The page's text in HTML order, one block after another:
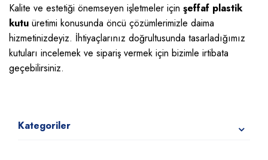
Kalite ve estetiği önemseyen işletmeler için şeffaf plastik
kutu üretimi konusunda öncü çözümlerimizle daima
hizmetinizdeyiz. İhtiyaçlarınız doğrultusunda tasarladığımız
kutuları incelemek ve sipariş vermek için bizimle irtibata
geçebilirsiniz.
Kategoriler